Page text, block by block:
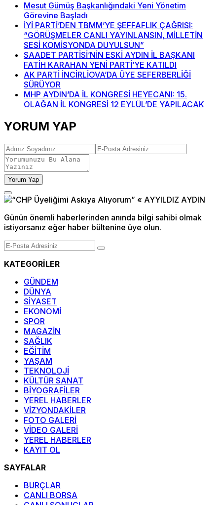
Mesut Gümüş Başkanlığındaki Yeni Yönetim
Görevine Başladı
İYİ PARTİ’DEN TBMM’YE ŞEFFAFLIK ÇAĞRISI:
“GÖRÜŞMELER CANLI YAYINLANSIN, MİLLETİN
SESİ KOMİSYONDA DUYULSUN”
SAADET PARTİSİ’NİN ESKİ AYDIN İL BAŞKANI
FATİH KARAHAN YENİ PARTİ’YE KATILDI
AK PARTİ İNCİRLİOVA’DA ÜYE SEFERBERLİĞİ
SÜRÜYOR
MHP AYDIN’DA İL KONGRESİ HEYECANI: 15.
OLAĞAN İL KONGRESİ 12 EYLÜL’DE YAPILACAK
YORUM YAP
Yorum Yap
Günün önemli haberlerinden anında bilgi sahibi olmak
istiyorsanız eğer haber bültenine üye olun.
KATEGORİLER
GÜNDEM
DÜNYA
SİYASET
EKONOMİ
SPOR
MAGAZİN
SAĞLIK
EĞİTİM
YAŞAM
TEKNOLOJİ
KÜLTÜR SANAT
BİYOGRAFİLER
YEREL HABERLER
VİZYONDAKİLER
FOTO GALERİ
VİDEO GALERİ
YEREL HABERLER
KAYIT OL
SAYFALAR
BURÇLAR
CANLI BORSA